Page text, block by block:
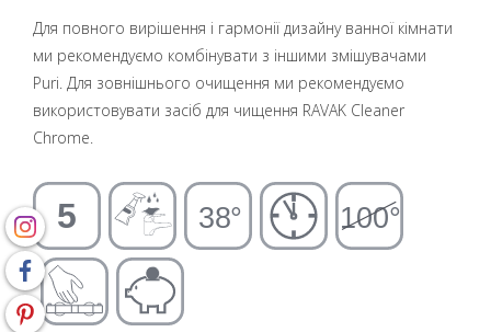
Для повного вирішення і гармонії дизайну ванної кімнати
ми рекомендуємо комбінувати з іншими змішувачами
Puri. Для зовнішнього очищення ми рекомендуємо
використовувати засіб для чищення RAVAK Cleaner
Chrome.